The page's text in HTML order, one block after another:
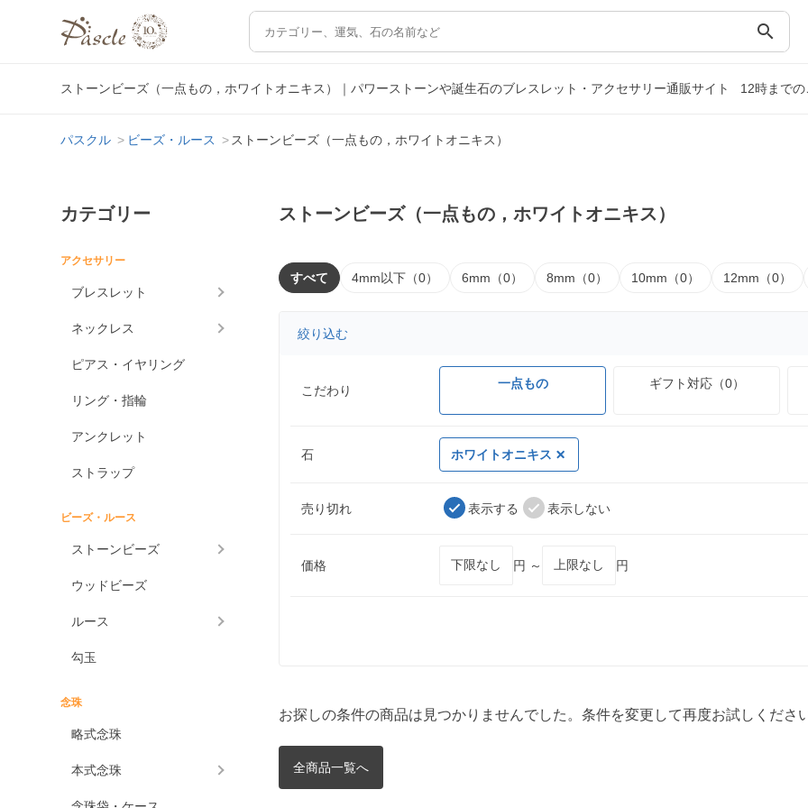
search
ストーンビーズ（一点もの，ホワイトオニキス）｜パワーストーンや誕生石のブレスレット・アクセサリー通販サイト 12時まで
パスクル ビーズ・ルース ストーンビーズ（一点もの，ホワイトオニキス）
カテゴリー
アクセサリー
ブレスレット
ネックレス
ピアス・イヤリング
リング・指輪
アンクレット
ストラップ
ビーズ・ルース
ストーンビーズ
ウッドビーズ
ルース
勾玉
念珠
略式念珠
本式念珠
ストーンビーズ（一点もの，ホワイトオニキス）
すべて 4mm以下（0） 6mm（0） 8mm（0） 10mm（0） 12mm（0）
絞り込む
こだわり 一点もの ギフト対応（0）
石 ホワイトオニキス
売り切れ 表示する 表示しない
価格 円 ～ 円
お探しの条件の商品は見つかりませんでした。条件を変更して再度お試しください
全商品一覧へ